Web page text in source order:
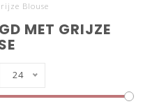
Blouse
MET GRIJZE
24